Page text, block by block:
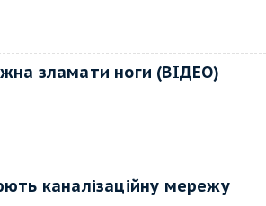
зламати ноги (ВІДЕО)
каналізаційну мережу